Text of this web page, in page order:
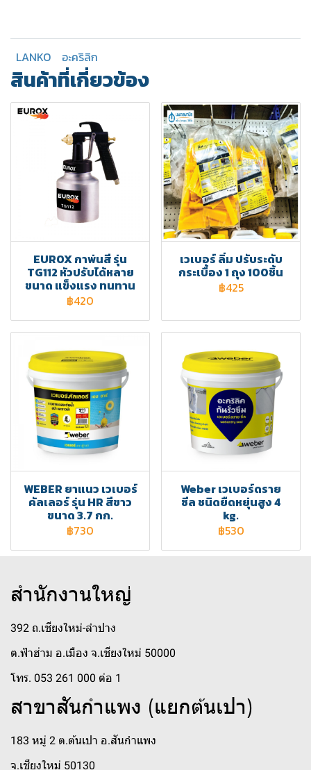
LANKO อะคริลิก
สินค้าที่เกี่ยวข้อง
EUROX กาพ่นสี รุ่น
TG112 หัวปรับได้หลาย
ขนาด แข็งแรง ทนทาน
฿420
เวเบอร์ ลิ่ม ปรับระดับ
กระเบื้อง 1 ถุง 100ชิ้น
฿425
WEBER ยาแนว เวเบอร์
คัลเลอร์ รุ่น HR สีขาว
ขนาด 3.7 กก.
฿730
Weber เวเบอร์ดราย
ซีล ชนิดยืดหยุ่นสูง 4
kg.
฿530
สำนักงานใหญ่
392 ถ.เชียงใหม่-ลำปาง
ต.ฟ้าฮ่าม อ.เมือง จ.เชียงใหม่ 50000
โทร. 053 261 000 ต่อ 1
สาขาสันกำแพง (แยกต้นเปา)
183 หมู่ 2 ต.ต้นเปา อ.สันกำแพง
จ.เชียงใหม่ 50130